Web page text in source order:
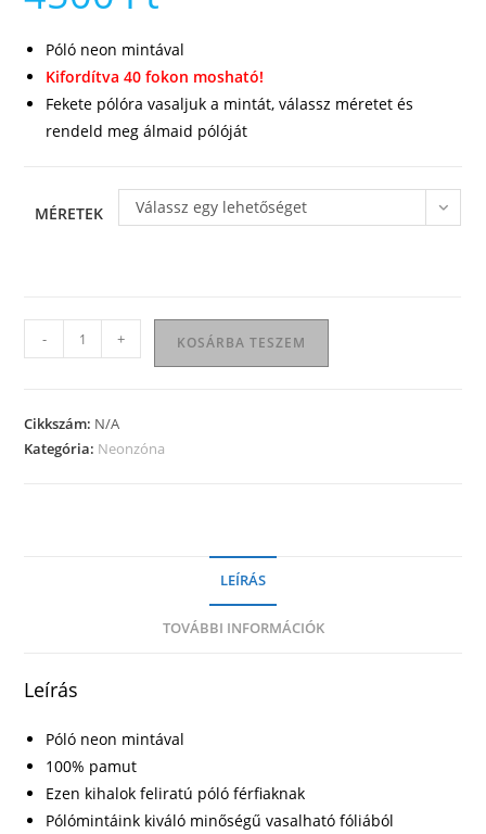
Póló neon mintával
Kifordítva 40 fokon mosható!
Fekete pólóra vasaljuk a mintát, válassz méretet és
rendeld meg álmaid pólóját
MÉRETEK Válassz egy lehetőséget
kihalok
póló
mennyiség
- + KOSÁRBA TESZEM
Cikkszám: N/A
Kategória: Neonzóna
LEÍRÁS
TOVÁBBI INFORMÁCIÓK
Leírás
Póló neon mintával
100% pamut
Ezen kihalok feliratú póló férfiaknak
Pólómintáink kiváló minőségű vasalható fóliából